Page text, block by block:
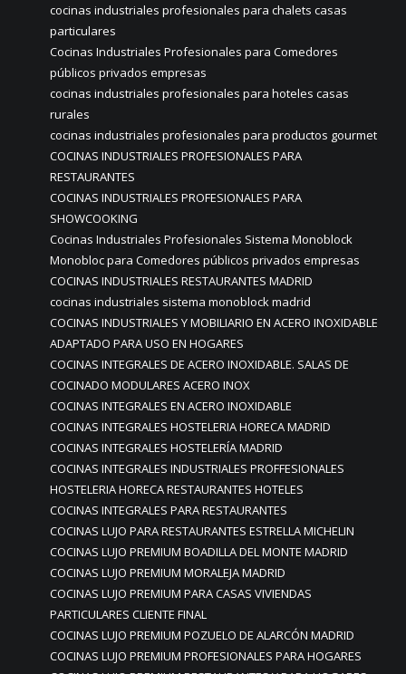
cocinas industriales profesionales para chalets casas
particulares
Cocinas Industriales Profesionales para Comedores
públicos privados empresas
cocinas industriales profesionales para hoteles casas
rurales
cocinas industriales profesionales para productos gourmet
COCINAS INDUSTRIALES PROFESIONALES PARA
RESTAURANTES
COCINAS INDUSTRIALES PROFESIONALES PARA
SHOWCOOKING
Cocinas Industriales Profesionales Sistema Monoblock
Monobloc para Comedores públicos privados empresas
COCINAS INDUSTRIALES RESTAURANTES MADRID
cocinas industriales sistema monoblock madrid
COCINAS INDUSTRIALES Y MOBILIARIO EN ACERO INOXIDABLE
ADAPTADO PARA USO EN HOGARES
COCINAS INTEGRALES DE ACERO INOXIDABLE. SALAS DE
COCINADO MODULARES ACERO INOX
COCINAS INTEGRALES EN ACERO INOXIDABLE
COCINAS INTEGRALES HOSTELERIA HORECA MADRID
COCINAS INTEGRALES HOSTELERÍA MADRID
COCINAS INTEGRALES INDUSTRIALES PROFFESIONALES
HOSTELERIA HORECA RESTAURANTES HOTELES
COCINAS INTEGRALES PARA RESTAURANTES
COCINAS LUJO PARA RESTAURANTES ESTRELLA MICHELIN
COCINAS LUJO PREMIUM BOADILLA DEL MONTE MADRID
COCINAS LUJO PREMIUM MORALEJA MADRID
COCINAS LUJO PREMIUM PARA CASAS VIVIENDAS
PARTICULARES CLIENTE FINAL
COCINAS LUJO PREMIUM POZUELO DE ALARCÓN MADRID
COCINAS LUJO PREMIUM PROFESIONALES PARA HOGARES